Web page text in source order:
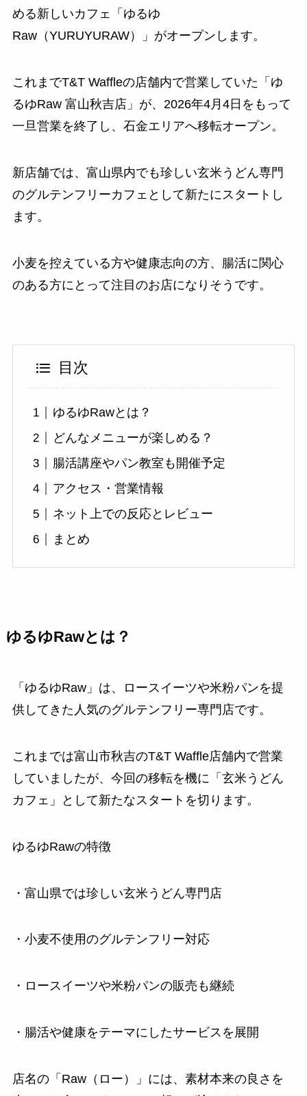
める新しいカフェ「ゆるゆ
Raw（YURUYURAW）」がオープンします。
これまでT&T Waffleの店舗内で営業していた「ゆ
るゆRaw 富山秋吉店」が、2026年4月4日をもって
一旦営業を終了し、石金エリアへ移転オープン。
新店舗では、富山県内でも珍しい玄米うどん専門
のグルテンフリーカフェとして新たにスタートし
ます。
小麦を控えている方や健康志向の方、腸活に関心
のある方にとって注目のお店になりそうです。
目次
ゆるゆRawとは？
どんなメニューが楽しめる？
腸活講座やパン教室も開催予定
アクセス・営業情報
ネット上での反応とレビュー
まとめ
ゆるゆRawとは？
「ゆるゆRaw」は、ロースイーツや米粉パンを提
供してきた人気のグルテンフリー専門店です。
これまでは富山市秋吉のT&T Waffle店舗内で営業
していましたが、今回の移転を機に「玄米うどん
カフェ」として新たなスタートを切ります。
ゆるゆRawの特徴
・富山県では珍しい玄米うどん専門店
・小麦不使用のグルテンフリー対応
・ロースイーツや米粉パンの販売も継続
・腸活や健康をテーマにしたサービスを展開
店名の「Raw（ロー）」には、素材本来の良さを